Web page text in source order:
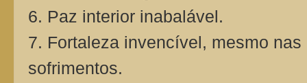
6. Paz interior inabalável.
7. Fortaleza invencível, mesmo
sofrimentos.